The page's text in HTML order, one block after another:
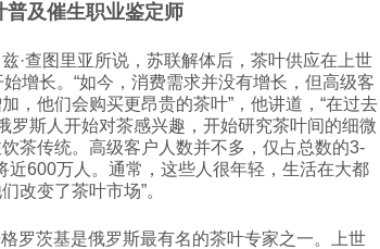
普及催生职业鉴定师
·查图里亚所说，苏联解体后，茶叶供应在上世
增长。“如今，消费需求并没有增长，但高级客
，他们会购买更昂贵的茶叶”，他讲道，“在过去
罗斯人开始对茶感兴趣，开始研究茶叶间的细微
茶传统。高级客户人数并不多，仅占总数的3-
近600万人。通常，这些人很年轻，生活在大都
改变了茶叶市场”。
罗茨基是俄罗斯最有名的茶叶专家之一。上世